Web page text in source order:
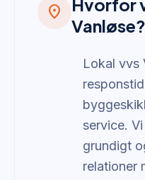
location_on
Hvorfor
Vanløse?
Lokal vvs
service.
grundigt
relationer